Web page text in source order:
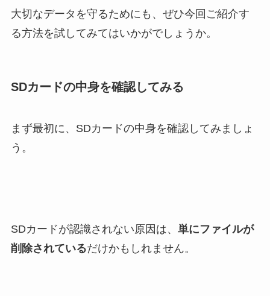
大切なデータを守るためにも、ぜひ今回ご紹介す
る方法を試してみてはいかがでしょうか。
SDカードの中身を確認してみる
まず最初に、SDカードの中身を確認してみましょ
う。
SDカードが認識されない原因は、 単にファイルが
削除されているだけかもしれません。